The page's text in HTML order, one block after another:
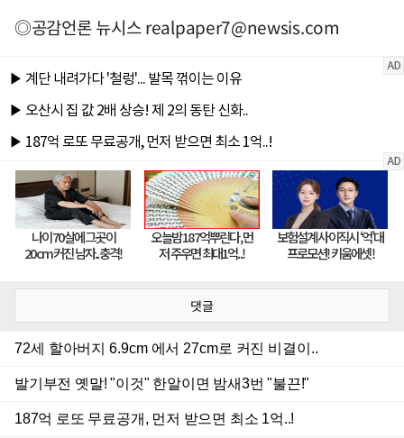
◎공감언론 뉴시스realpaper7@newsis.com
댓글